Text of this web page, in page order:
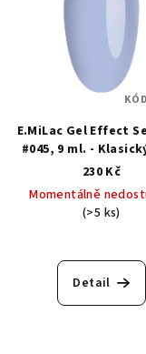
E.MiLac Gel Effect
#045, 9 ml. -
gelovým230 Kč
Momentálně
(>5 ks)
Detail